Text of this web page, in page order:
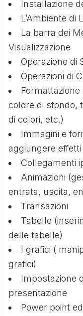
Installazione
L’Ambiente di
La barra dei
Visualizzazione
Operazione di
Operazioni di
Formattazione
colore di sfondo,
di colori, etc.)
Immagini e
aggiungere effetti
Collegamenti
Animazioni
entrata, uscita,
Transazioni
Tabelle
delle tabelle)
I grafici (
grafici)
Impostazione
presentazione
Power point